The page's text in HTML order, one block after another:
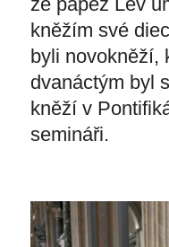
kněžím své
byli novokněží,
dvanáctým byl
kněží v
semináři.